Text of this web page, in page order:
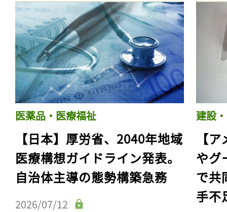
医薬品・医療福祉
【日本】厚労省、2040年地域
医療構想ガイドライン発表。
自治体主導の態勢構築急務
2026/07/12
建設
【
やグ
で共
手不